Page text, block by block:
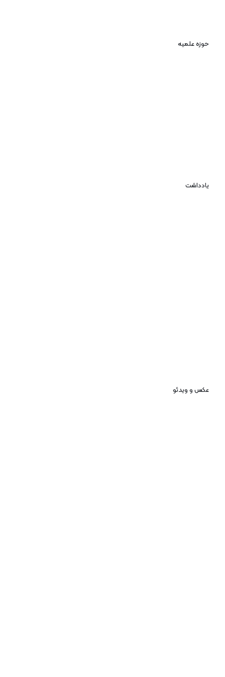
حوزه علمیه
یادداشت
عکس و ویدئو